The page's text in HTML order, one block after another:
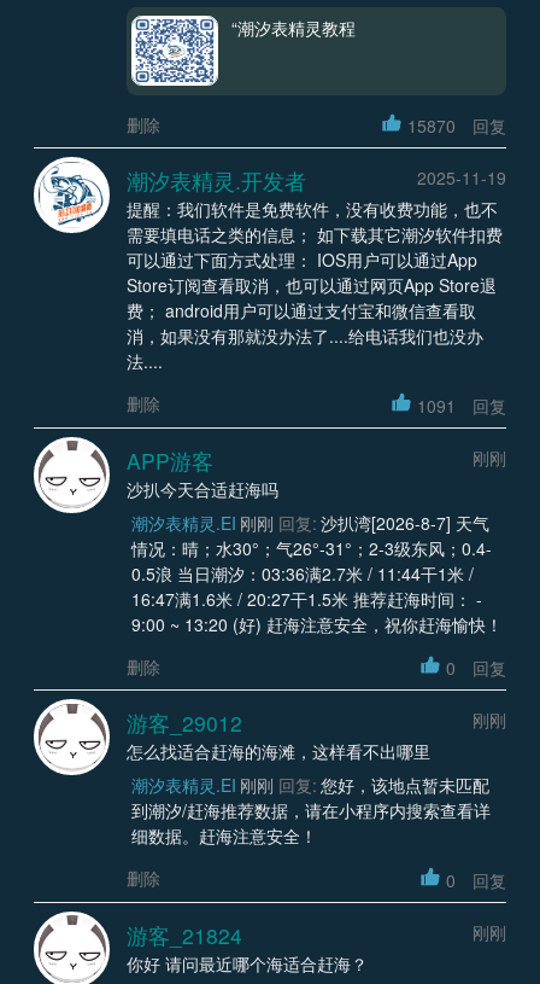
“潮汐表精灵教程
删除 15870 回复
潮汐表精灵.开发者
2025-11-19
提醒：我们软件是免费软件，没有收费功能，也不
需要填电话之类的信息； 如下载其它潮汐软件扣费
可以通过下面方式处理： IOS用户可以通过App
Store订阅查看取消，也可以通过网页App Store退
费； android用户可以通过支付宝和微信查看取
消，如果没有那就没办法了....给电话我们也没办
法....
删除
1091 回复
APP游客
刚刚
沙扒今天合适赶海吗
潮汐表精灵.EI 刚刚 回复: 沙扒湾[2026-8-7] 天气
情况：晴；水30°；气26°-31°；2-3级东风；0.4-
0.5浪 当日潮汐：03:36满2.7米 / 11:44干1米 /
16:47满1.6米 / 20:27干1.5米 推荐赶海时间： -
9:00 ~ 13:20 (好) 赶海注意安全，祝你赶海愉快！
删除
0 回复
游客_29012
刚刚
怎么找适合赶海的海滩，这样看不出哪里
潮汐表精灵.EI 刚刚 回复: 您好，该地点暂未匹配
到潮汐/赶海推荐数据，请在小程序内搜索查看详
细数据。赶海注意安全！
删除
0 回复
游客_21824
刚刚
你好 请问最近哪个海适合赶海？